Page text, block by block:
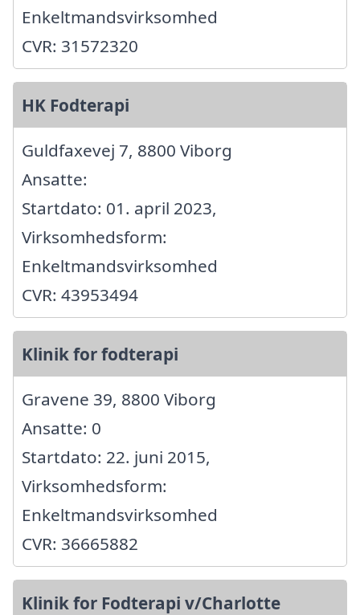
Enkeltmandsvirksomhed
CVR: 31572320
HK Fodterapi
Guldfaxevej 7, 8800 Viborg
Ansatte:
Startdato: 01. april 2023,
Virksomhedsform:
Enkeltmandsvirksomhed
CVR: 43953494
Klinik for fodterapi
Gravene 39, 8800 Viborg
Ansatte: 0
Startdato: 22. juni 2015,
Virksomhedsform:
Enkeltmandsvirksomhed
CVR: 36665882
Klinik for Fodterapi v/Charlotte